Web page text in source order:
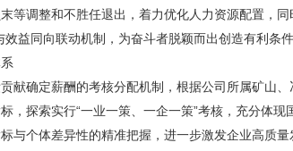
等调整和不胜任退出，着力优化人力资源配置，
效益同向联动机制，为奋斗者脱颖而出创造有利条件
献确定薪酬的考核分配机制，根据公司所属矿山
，探索实行“一业一策、一企一策”考核，充分体
与个体差异性的精准把握，进一步激发企业高质量